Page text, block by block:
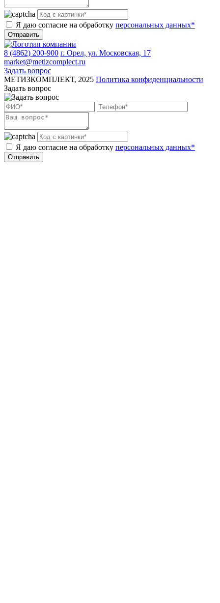
Я даю согласие на обработку персональных данных*
Отправить
8 (4862) 200-900 г. Орел, ул. Московская, 17
market@metizcomplect.ru
Задать вопрос
МЕТИЗКОМПЛЕКТ, 2025 Политика конфиденциальности
Задать вопрос
Я даю согласие на обработку персональных данных*
Отправить